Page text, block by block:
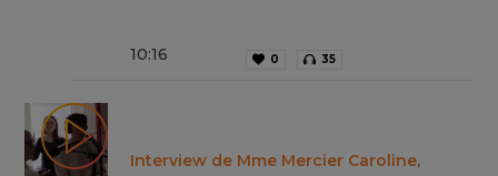
10:16 0 35
Interview de Mme Mercier Caroline,